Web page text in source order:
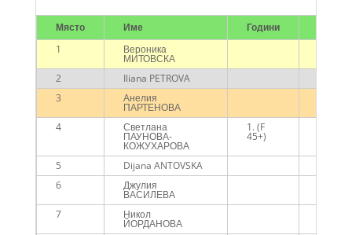
Място Име Години
1
Вероника
МИТОВСКА
2
Iliana PETROVA
3
Анелия
ПАРТЕНОВА
4
Светлана
ПАУНОВА-
КОЖУХАРОВА
1. (F
45+)
5
Dijana ANTOVSKA
6
Джулия
ВАСИЛЕВА
7 Никол
ЙОРДАНОВА